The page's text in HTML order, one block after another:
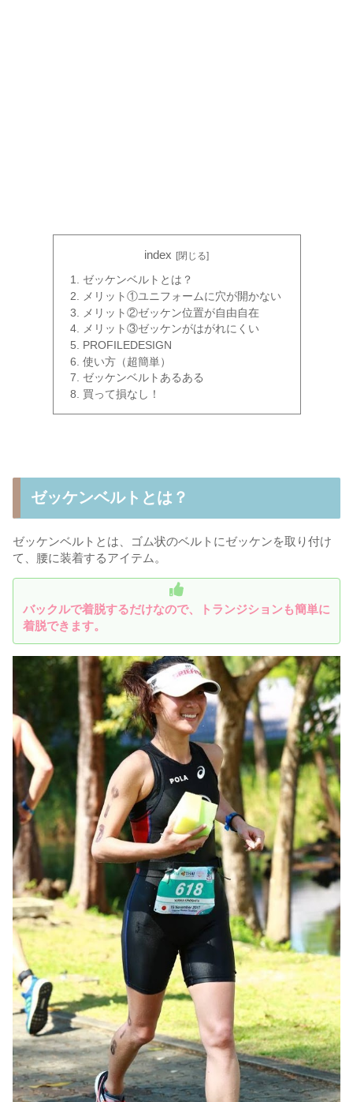
index
ゼッケンベルトとは？
メリット①ユニフォームに穴が開かない
メリット②ゼッケン位置が自由自在
メリット③ゼッケンがはがれにくい
PROFILEDESIGN
使い方（超簡単）
ゼッケンベルトあるある
買って損なし！
ゼッケンベルトとは？
ゼッケンベルトとは、ゴム状のベルトにゼッケンを取り付け
て、腰に装着するアイテム。
バックルで着脱するだけなので、トランジションも簡単に
着脱できます。